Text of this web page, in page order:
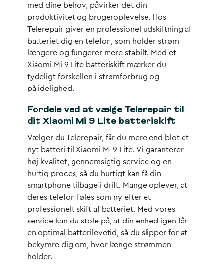
med dine behov, påvirker det din
produktivitet og brugeroplevelse. Hos
Telerepair giver en professionel udskiftning af
batteriet dig en telefon, som holder strøm
længere og fungerer mere stabilt. Med et
Xiaomi Mi 9 Lite batteriskift mærker du
tydeligt forskellen i strømforbrug og
pålidelighed.
Fordele ved at vælge Telerepair til
dit Xiaomi Mi 9 Lite batteriskift
Vælger du Telerepair, får du mere end blot et
nyt batteri til Xiaomi Mi 9 Lite. Vi garanterer
høj kvalitet, gennemsigtig service og en
hurtig proces, så du hurtigt kan få din
smartphone tilbage i drift. Mange oplever, at
deres telefon føles som ny efter et
professionelt skift af batteriet. Med vores
service kan du stole på, at din enhed igen får
en optimal batterilevetid, så du slipper for at
bekymre dig om, hvor længe strømmen
holder.